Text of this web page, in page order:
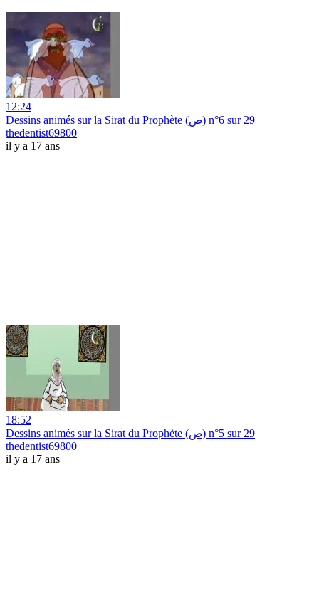
12:24
Dessins animés sur la Sirat du Prophète (ص) n°6 sur 29
thedentist69800
il y a 17 ans
18:52
Dessins animés sur la Sirat du Prophète (ص) n°5 sur 29
thedentist69800
il y a 17 ans